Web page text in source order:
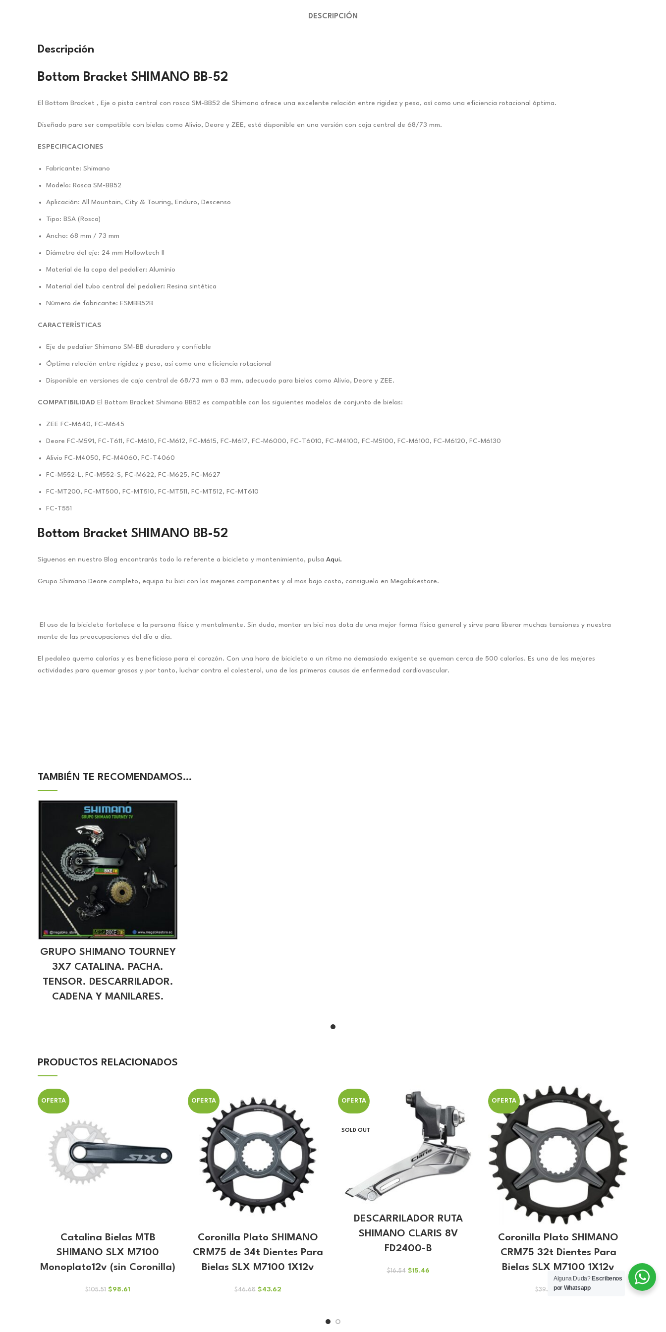
DESCRIPCIÓN
Descripción
Bottom Bracket SHIMANO BB-52
El Bottom Bracket , Eje o pista central con rosca SM-BB52 de Shimano ofrece una excelente relación entre rigidez y peso, así como una eficiencia rotacional óptima.
Diseñado para ser compatible con bielas como Alivio, Deore y ZEE, está disponible en una versión con caja central de 68/73 mm.
ESPECIFICACIONES
Fabricante: Shimano
Modelo: Rosca SM-BB52
Aplicación: All Mountain, City & Touring, Enduro, Descenso
Tipo: BSA (Rosca)
Ancho: 68 mm / 73 mm
Diámetro del eje: 24 mm Hollowtech II
Material de la copa del pedalier: Aluminio
Material del tubo central del pedalier: Resina sintética
Número de fabricante: ESMBB52B
CARACTERÍSTICAS
Eje de pedalier Shimano SM-BB duradero y confiable
Óptima relación entre rigidez y peso, así como una eficiencia rotacional
Disponible en versiones de caja central de 68/73 mm o 83 mm, adecuado para bielas como Alivio, Deore y ZEE.
COMPATIBILIDAD El Bottom Bracket Shimano BB52 es compatible con los siguientes modelos de conjunto de bielas:
ZEE FC-M640, FC-M645
Deore FC-M591, FC-T611, FC-M610, FC-M612, FC-M615, FC-M617, FC-M6000, FC-T6010, FC-M4100, FC-M5100, FC-M6100, FC-M6120, FC-M6130
Alivio FC-M4050, FC-M4060, FC-T4060
FC-M552-L, FC-M552-S, FC-M622, FC-M625, FC-M627
FC-MT200, FC-MT500, FC-MT510, FC-MT511, FC-MT512, FC-MT610
FC-T551
Bottom Bracket SHIMANO BB-52
Síguenos en nuestro Blog encontrarás todo lo referente a bicicleta y mantenimiento, pulsa Aqui.
Grupo Shimano Deore completo, equipa tu bici con los mejores componentes y al mas bajo costo, consiguelo en Megabikestore.
El uso de la bicicleta fortalece a la persona física y mentalmente. Sin duda, montar en bici nos dota de una mejor forma física general y sirve para liberar muchas tensiones y nuestra
mente de las preocupaciones del día a día.
El pedaleo quema calorías y es beneficioso para el corazón. Con una hora de bicicleta a un ritmo no demasiado exigente se queman cerca de 500 calorías. Es uno de las mejores
actividades para quemar grasas y por tanto, luchar contra el colesterol, una de las primeras causas de enfermedad cardiovascular.
TAMBIÉN TE RECOMENDAMOS…
GRUPO SHIMANO TOURNEY
3X7 CATALINA. PACHA.
TENSOR. DESCARRILADOR.
CADENA Y MANILARES.
PRODUCTOS RELACIONADOS
OFERTA
Catalina Bielas MTB
SHIMANO SLX M7100
Monoplato12v (sin Coronilla)
$105.51 El
$98.61
OFERTA
Coronilla Plato SHIMANO
CRM75 de 34t Dientes Para
Bielas SLX M7100 1X12v
$46.68 El
$43.62
OFERTA
SOLD OUT
DESCARRILADOR RUTA
SHIMANO CLARIS 8V
FD2400-B
$16.54 El
$15.46El
OFERTA
Coronilla Plato SHIMANO
CRM75 32t Dientes Para
Bielas SLX M7100 1X12v
$39.99 El
$ 37.38El
Alguna Duda? Escribenos
por Whatsapp